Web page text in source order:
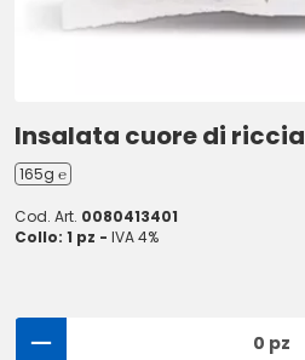
Insalata cuore di riccia
165g ℮
Cod. Art. 0080413401
Collo: 1 pz - IVA 4%
0 pz